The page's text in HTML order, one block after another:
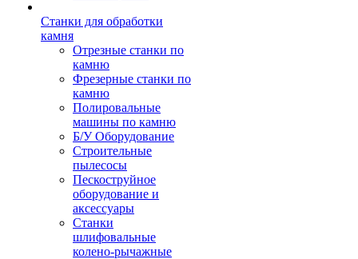
Станки для обработки
камня
Отрезные станки по
камню
Фрезерные станки по
камню
Полировальные
машины по камню
Б/У Оборудование
Строительные
пылесосы
Пескоструйное
оборудование и
аксессуары
Станки
шлифовальные
колено-рычажные